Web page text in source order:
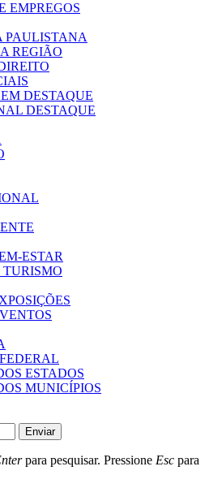
EMPREGOS
PAULISTANA
REGIÃO
DESTAQUE
DESTAQUE
ESTAR
ESTADOS
MUNICÍPIOS
Enviar
para pesquisar. Pressione Esc para